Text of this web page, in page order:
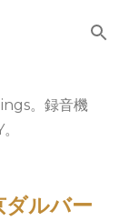
ツに移動
。録音機
ダルバー